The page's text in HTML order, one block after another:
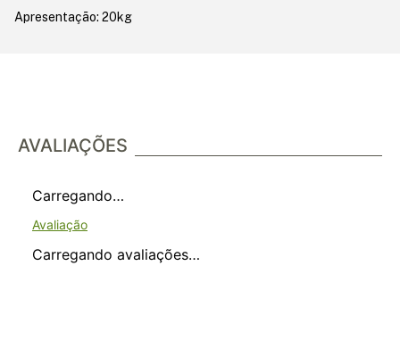
Apresentação: 20kg
AVALIAÇÕES
Carregando…
Carregando avaliações…